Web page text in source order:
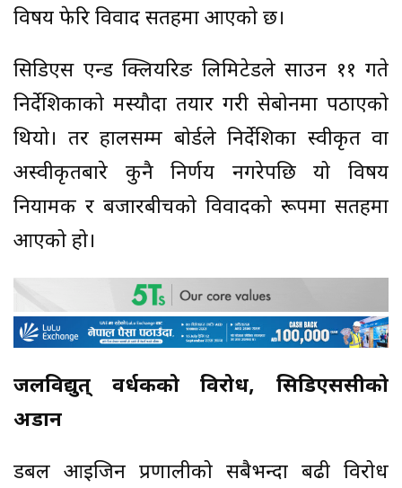
विषय फेरि विवाद सतहमा आएको छ।
सिडिएस एन्ड क्लियरिङ लिमिटेडले साउन ११ गते
निर्देशिकाको मस्यौदा तयार गरी सेबोनमा पठाएको
थियो। तर हालसम्म बोर्डले निर्देशिका स्वीकृत वा
अस्वीकृतबारे कुनै निर्णय नगरेपछि यो विषय
नियामक र बजारबीचको विवादको रूपमा सतहमा
आएको हो।
जलविद्युत् प्रवर्धकको विरोध, सिडिएससीको
अडान
डबल आइजिन प्रणालीको सबैभन्दा बढी विरोध